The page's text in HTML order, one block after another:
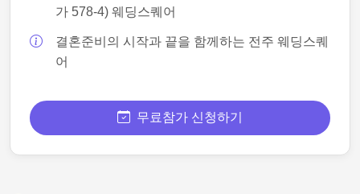
가 578-4) 웨딩스퀘어
결혼준비의 시작과 끝을 함께하는 전주 웨딩스퀘
어
무료참가 신청하기